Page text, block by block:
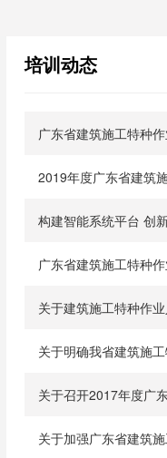
培训动态
广东省建筑施工特种
构建智能系统平台 创
广东省建筑施工特种
关于建筑施工特种作
关于明确我省建筑施
关于加强广东省建筑